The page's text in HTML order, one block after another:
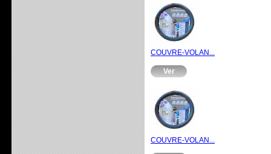
COUVRE-VOLAN...
Ver
COUVRE-VOLAN...